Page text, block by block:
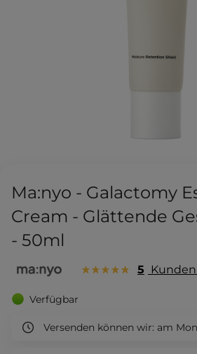
Ma:nyo - Galactomy
Cream - Glättende
- 50ml
5
Verfügbar
Versenden können wir: am